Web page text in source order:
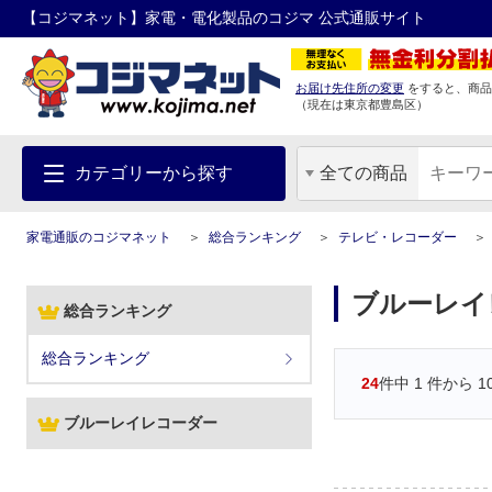
【コジマネット】家電・電化製品のコジマ 公式通販サイト
お届け先住所の変更 をすると、商
（現在は東京都豊島区）
カテゴリーから探す 全ての商品
家電通販のコジマネット 総合ランキング テレビ・レコーダー
総合ランキング
総合ランキング
ブルーレイレコーダー
ブルーレ
24件中 1 件から